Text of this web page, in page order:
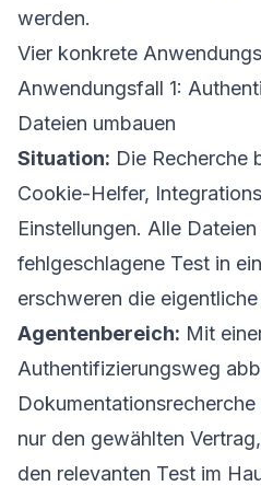
werden.
Vier konkrete
Anwendungsfall 1:
Dateien umbauen
Situation: Die Recherche
Cookie-Helfer,
Einstellungen. Alle
fehlgeschlagene Test in
erschweren die
Agentenbereich: Mit
Authentifizierungsweg
nur den gewählten
den relevanten Test im